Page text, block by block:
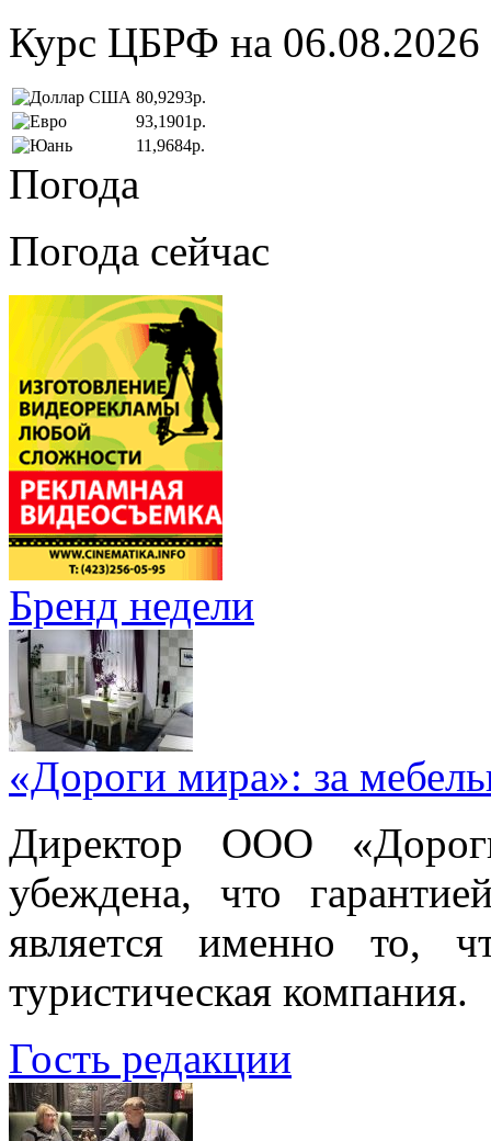
Курс ЦБРФ на 06.08.2026
80,9293р.
93,1901р.
11,9684р.
Погода
Погода сейчас
Бренд недели
«Дороги мира»: за
Директор ООО
убеждена, что
является именно то,
туристическая компания.
Гость редакции